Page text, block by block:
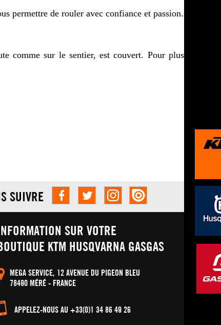
permettre de rouler avec confiance et passion.
comme sur le sentier, est couvert. Pour plus
SUIVRE
SUR VOTRE
KTM HUSQVARNA GASGAS
MEGA SERVICE, 12 AVENUE DU PIGEON BLEU
78490 MÉRÉ - FRANCE
APPELEZ-NOUS AU +33(0)1 34 86 49 26